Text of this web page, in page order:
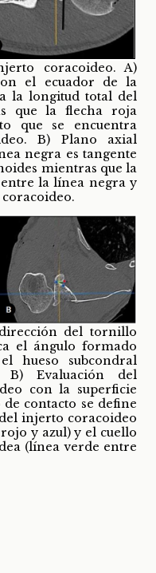
coracoideo. A)
el ecuador de la
la longitud total del
que la flecha roja
que se encuentra
B) Plano axial
negra es tangente
mientras que la
la línea negra y
del tornillo
el ángulo formado
subcondral
B) Evaluación del
con la superficie
contacto se define
injerto coracoideo
y azul) y el cuello
(línea verde entre